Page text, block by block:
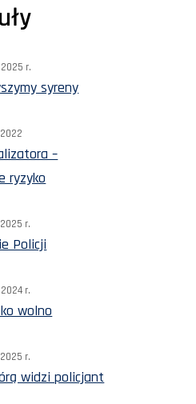
r.
syreny
–
ryzyko
r.
Policji
r.
wolno
r.
widzi policjant